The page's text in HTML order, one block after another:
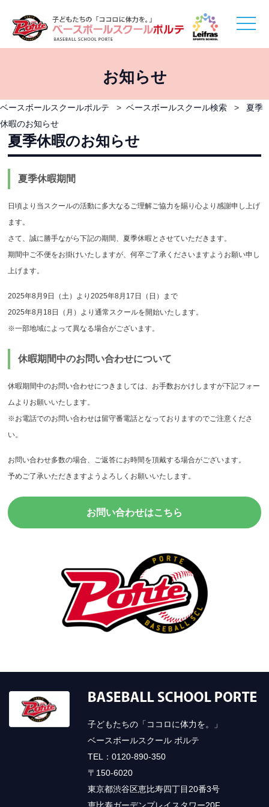
toggle
お知らせ
ベースボールスクールポルテ > ベースボールスクール検索 >
夏季
休暇のお知らせ
夏季休暇のお知らせ
夏季休暇期間
日頃より当スクールの活動に多大なるご理解ご協力を賜り心より感謝申し上げ
ます。
さて、誠に勝手ながら下記の期間、夏季休暇とさせていただきます。
期間中ご不便をお掛けいたしますが、何卒ご了承くださいますようお願い申し
上げます。
2025年8月9日（土）より2025年8月17日（日）まで
2025年8月18日（月）より通常スクールを開始いたします。
※一部地域によって異なる場合がございます。
休暇期間中のお問い合わせについて
休暇期間中のお問い合わせにつきましては、お手数おかけしますが下記フォー
ムよりお願いいたします。
※お電話でのお問い合わせは留守番電話となっておりますのでご注意くださ
い。
お問い合わせ多数の場合、ご返答にお時間を頂戴する場合がございます。
予めご了承いただきますようよろしくお願いいたします。
お問い合わせはこちら
子どもたちの「ココロに体力を。」
ベースボールスクール ポルテ
TEL：0120-890-350
〒150-6020
東京都渋谷区恵比寿四丁目20番3号
恵比寿ガーデンプレイスタワー20F